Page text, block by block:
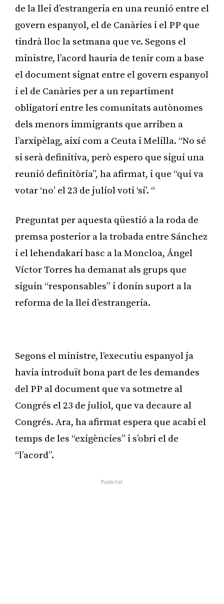
de la llei d’estrangeria en una reunió entre el
govern espanyol, el de Canàries i el PP que
tindrà lloc la setmana que ve. Segons el
ministre, l’acord hauria de tenir com a base
el document signat entre el govern espanyol
i el de Canàries per a un repartiment
obligatori entre les comunitats autònomes
dels menors immigrants que arriben a
l’arxipèlag, així com a Ceuta i Melilla. “No sé
si serà definitiva, però espero que sigui una
reunió definitòria”, ha afirmat, i que “qui va
votar ‘no’ el 23 de juliol voti ‘sí’. “
Preguntat per aquesta qüestió a la roda de
premsa posterior a la trobada entre Sánchez
i el lehendakari basc a la Moncloa, Ángel
Víctor Torres ha demanat als grups que
siguin “responsables” i donin suport a la
reforma de la llei d’estrangeria.
Segons el ministre, l’executiu espanyol ja
havia introduït bona part de les demandes
del PP al document que va sotmetre al
Congrés el 23 de juliol, que va decaure al
Congrés. Ara, ha afirmat espera que acabi el
temps de les “exigències” i s’obri el de
“l’acord”.
Publicitat